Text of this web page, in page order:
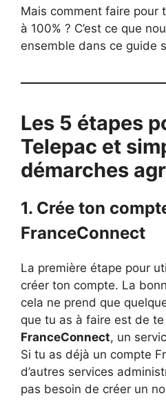
Mais comment faire pour
à 100% ? C’est ce que
ensemble dans ce guide
Les 5 étapes
Telepac et
démarches
1. Crée ton
FranceConnect
La première étape pour
créer ton compte. La
cela ne prend que
que tu as à faire est de
FranceConnect, un
Si tu as déjà un compte
d’autres services
pas besoin de créer un